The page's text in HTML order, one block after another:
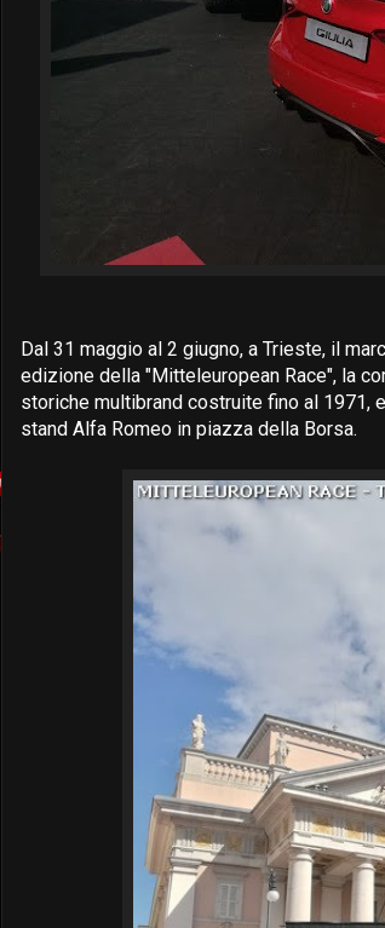
Dal 31 maggio al 2 giugno, a Trieste, il
edizione della "Mitteleuropean Race", la
storiche multibrand costruite fino al 1971,
stand Alfa Romeo in piazza della Borsa.